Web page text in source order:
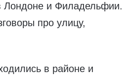
Лондоне и Филадельфии.
про улицу,
в районе и